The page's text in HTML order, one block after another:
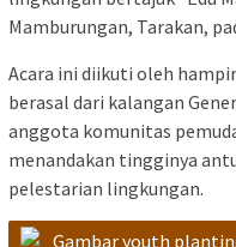
Mamburungan, Tarakan,
Acara ini diikuti oleh
berasal dari kalangan
anggota komunitas
menandakan tingginya
pelestarian lingkungan.